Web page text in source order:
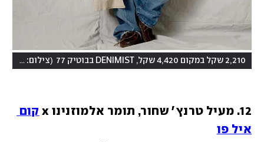
2,210 שקל במקום 4,420 שקל, DENIMIST בבוטיק 77 (צילום: יחצ
12. מעיל טרנץ' שחור, תומר אלמוזנינו x
איל פו